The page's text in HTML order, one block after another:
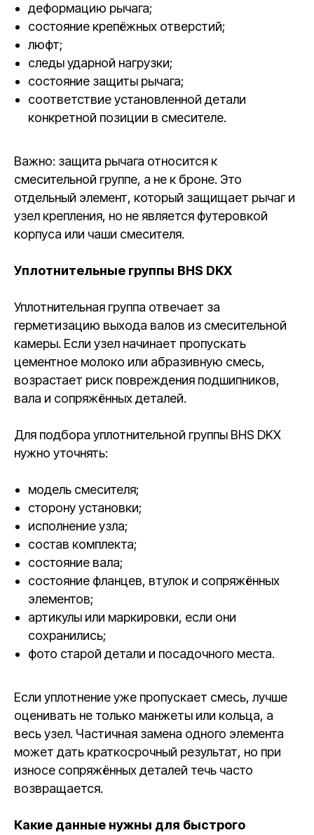
деформацию рычага;
состояние крепёжных отверстий;
люфт;
следы ударной нагрузки;
состояние защиты рычага;
соответствие установленной детали
конкретной позиции в смесителе.
Важно: защита рычага относится к
смесительной группе, а не к броне. Это
отдельный элемент, который защищает рычаг и
узел крепления, но не является футеровкой
корпуса или чаши смесителя.
Уплотнительные группы BHS DKX
Уплотнительная группа отвечает за
герметизацию выхода валов из смесительной
камеры. Если узел начинает пропускать
цементное молоко или абразивную смесь,
возрастает риск повреждения подшипников,
вала и сопряжённых деталей.
Для подбора уплотнительной группы BHS DKX
нужно уточнять:
модель смесителя;
сторону установки;
исполнение узла;
состав комплекта;
состояние вала;
состояние фланцев, втулок и сопряжённых
элементов;
артикулы или маркировки, если они
сохранились;
фото старой детали и посадочного места.
Если уплотнение уже пропускает смесь, лучше
оценивать не только манжеты или кольца, а
весь узел. Частичная замена одного элемента
может дать краткосрочный результат, но при
износе сопряжённых деталей течь часто
возвращается.
Какие данные нужны для быстрого